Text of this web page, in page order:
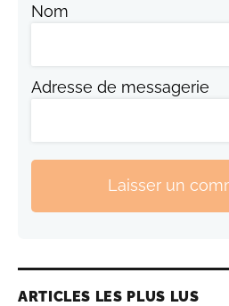
Nom
Adresse de messagerie
Laisser un
ARTICLES LES PLUS LUS